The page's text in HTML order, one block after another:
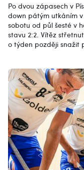
Po dvou zápasech v
down pátým utkáním
sobotu od půl šesté v
stavu 2:2. Vítěz
o týden později snažit